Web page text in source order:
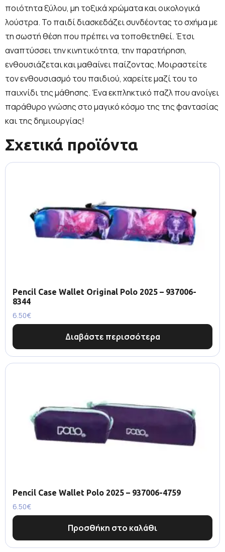
ποιότητα ξύλου, μη τοξικά χρώματα και οικολογικά
λούστρα. Το παιδί διασκεδάζει συνδέοντας το σχήμα με
τη σωστή θέση που πρέπει να τοποθετηθεί. Έτσι
αναπτύσσει την κινητικότητα, την παρατήρηση,
ενθουσιάζεται και μαθαίνει παίζοντας. Μοιραστείτε
τον ενθουσιασμό του παιδιού, χαρείτε μαζί του το
παιχνίδι της μάθησης. Ένα εκπληκτικό παζλ που ανοίγει
παράθυρο γνώσης στο μαγικό κόσμο της της φαντασίας
και της δημιουργίας!
Σχετικά προϊόντα
Pencil Case Wallet Original Polo 2025 – 937006-
8344
6.50€
Διαβάστε περισσότερα
Pencil Case Wallet Polo 2025 – 937006-4759
6.50€
Προσθήκη στο καλάθι